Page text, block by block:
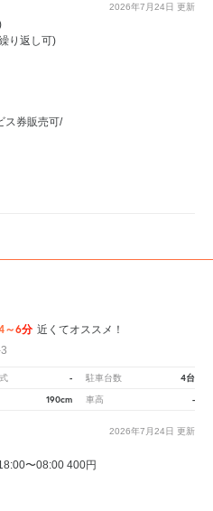
2026年7月24日 更新
り返し可)
ス券販売可/
～6分 近くてオススメ！
- 駐車台数 4台
190cm 車高 -
2026年7月24日 更新
〜08:00 400円